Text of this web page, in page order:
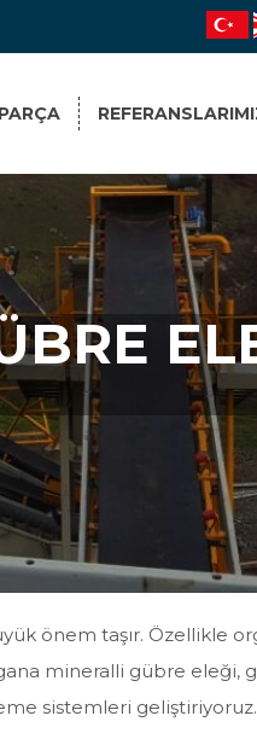
önem taşır. Özellikle
mineralli gübre
sistemleri geliştiriyoruz.